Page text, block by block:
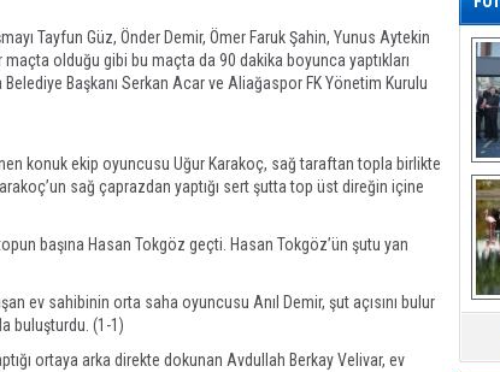
Tayfun Güz, Önder Demir, Ömer Faruk Şahin, Yunus Aytekin
olduğu gibi bu maçta da 90 dakika boyunca yaptıkları
Başkanı Serkan Acar ve Aliağaspor FK Yönetim Kurulu
konuk ekip oyuncusu Uğur Karakoç, sağ taraftan topla birlikte
sağ çaprazdan yaptığı sert şutta top üst direğin içine
başına Hasan Tokgöz geçti. Hasan Tokgöz’ün şutu yan
ev sahibinin orta saha oyuncusu Anıl Demir, şut açısını bulur
buluşturdu. (1-1)
ortaya arka direkte dokunan Avdullah Berkay Velivar, ev